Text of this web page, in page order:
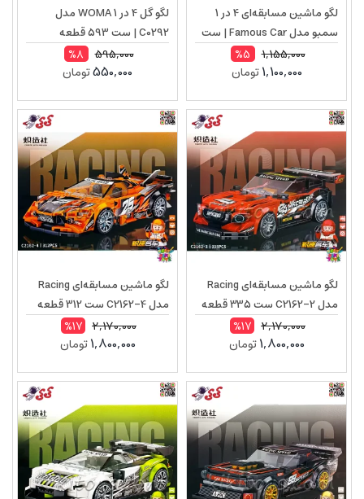
لگو ماشین مسابقه‌ای 4 در 1
سمبو مدل Famous Car | ست
1,155,000
%5
1,100,000تومان
لگو گل 4 در 1 WOMA مدل
C0292 | ست 593 قطعه
595,000
%8
550,000تومان
لگو ماشین مسابقه‌ای Racing
مدل C2162-2 ست 335 قطعه
2,170,000
%17
1,800,000تومان
لگو ماشین مسابقه‌ای Racing
مدل C2162-4 ست 312 قطعه
2,170,000
%17
1,800,000تومان